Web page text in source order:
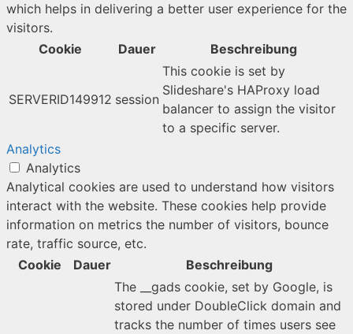
which helps in delivering a better user experience for the
visitors.
Cookie
Dauer Beschreibung
SERVERID149912 session
This cookie is set by
Slideshare's HAProxy load
balancer to assign the visitor
to a specific server.
Analytics
Analytics
Analytical cookies are used to understand how visitors
interact with the website. These cookies help provide
information on metrics the number of visitors, bounce
rate, traffic source, etc.
Cookie
Dauer Beschreibung
The __gads cookie, set by Google, is
stored under DoubleClick domain and
tracks the number of times users see